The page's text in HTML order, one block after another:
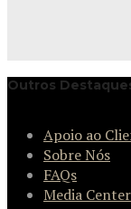
Outros
Apoio ao
Sobre Nós
FAQs
Media Center